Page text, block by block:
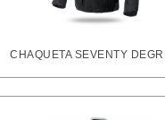
CHAQUETA SEVENTY